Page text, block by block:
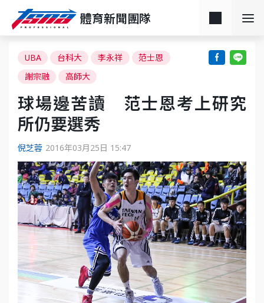
體育新聞團隊
UBA 台科大 李永祥
范士恩
謝宗融
高師大
球場邊苦讀 范士恩考上研究
所仍要選秀
倪芝蓉 2016年03月25日 15:47